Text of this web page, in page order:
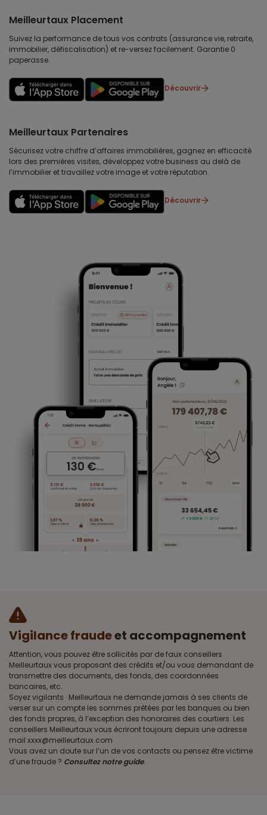
Meilleurtaux Placement
Suivez la performance de tous vos contrats (assurance vie, retraite,
immobilier, défiscalisation) et re-versez facilement. Garantie 0
paperasse.
Découvrir
Meilleurtaux Partenaires
Sécurisez votre chiffre d’affaires immobilières, gagnez en efficacité
lors des premières visites, développez votre business au delà de
l’immobilier et travaillez votre image et votre réputation.
Découvrir
Vigilance fraudeet accompagnement
Attention, vous pouvez être sollicités par de faux conseillers
Meilleurtaux vous proposant des crédits et/ou vous demandant de
transmettre des documents, des fonds, des coordonnées
bancaires, etc.
Soyez vigilants · Meilleurtaux ne demande jamais à ses clients de
verser sur un compte les sommes prêtées par les banques ou bien
des fonds propres, à l’exception des honoraires des courtiers. Les
conseillers Meilleurtaux vous écriront toujours depuis une adresse
mail xxxx@meilleurtaux.com
Vous avez un doute sur l’un de vos contacts ou pensez être victime
d’une fraude ? Consultez notre guide.